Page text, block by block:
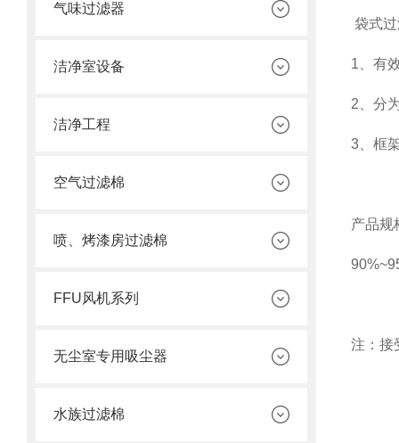
气味过滤器
洁净室设备
洁净工程
空气过滤棉
喷、烤漆房过滤棉
FFU风机系列
无尘室专用吸尘器
水族过滤棉
袋式
1、有
2、分
3、框
产品规
注：接